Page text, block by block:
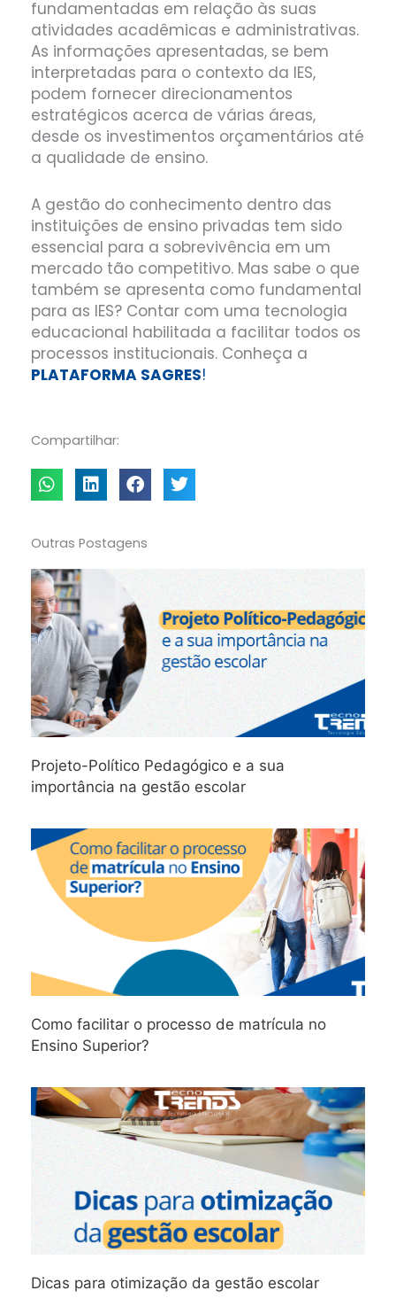
fundamentadas em relação às suas
atividades acadêmicas e administrativas.
As informações apresentadas, se bem
interpretadas para o contexto da IES,
podem fornecer direcionamentos
estratégicos acerca de várias áreas,
desde os investimentos orçamentários até
a qualidade de ensino.
A gestão do conhecimento dentro das
instituições de ensino privadas tem sido
essencial para a sobrevivência em um
mercado tão competitivo. Mas sabe o que
também se apresenta como fundamental
para as IES? Contar com uma tecnologia
educacional habilitada a facilitar todos os
processos institucionais. Conheça a
PLATAFORMA SAGRES!
Compartilhar:
Outras Postagens
Projeto-Político Pedagógico e a sua
importância na gestão escolar
Como facilitar o processo de matrícula no
Ensino Superior?
Dicas para otimização da gestão escolar